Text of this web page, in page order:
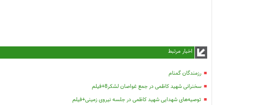
اخبار مرتبط
رزمندگان گمنام
سخنرانی شهید کاظمی در جمع غواصان لشکر8+فیلم
توصیه‌های شهدایی شهید کاظمی در جلسه نیروی زمینی+فیلم